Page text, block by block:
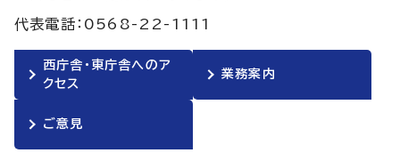
代表電話：0568-22-1111
西庁舎・東庁舎へのア
クセス
業務案内
ご意見